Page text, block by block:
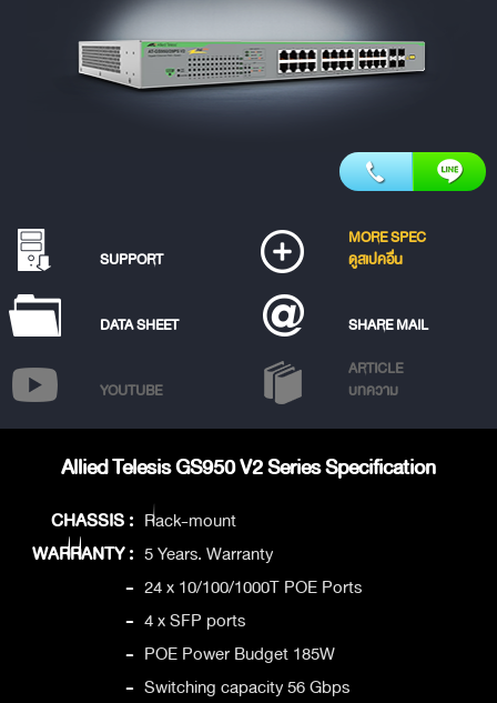
SUPPORT
MORE SPEC
ดูสเปคอื่น
DATA SHEET SHARE MAIL
YOUTUBE
ARTICLE
บทความ
Allied Telesis GS950 V2 Series Specification
CHASSIS : Rack-mount
WARRANTY : 5 Years. Warranty
- 24 x 10/100/1000T POE Ports
- 4 x SFP ports
- POE Power Budget 185W
- Switching capacity 56 Gbps